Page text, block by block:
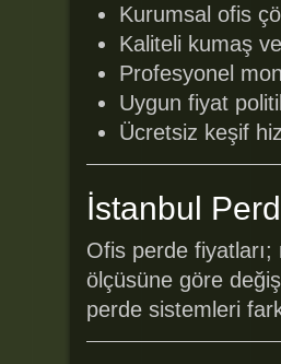
Kurumsal ofis
Kaliteli kumaş
Profesyonel
Uygun fiyat
Ücretsiz keşif
İstanbul
Ofis perde
ölçüsüne göre
perde sistemleri